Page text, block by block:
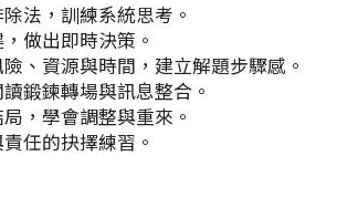
法，訓練系統思考。
做出即時決策。
、資源與時間，建立解題步驟感。
鍛鍊轉場與訊息整合。
，學會調整與重來。
任的抉擇練習。